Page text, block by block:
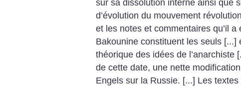
sur sa dissolution interne ainsi que
d’évolution du mouvement
et les notes et commentaires qu’il
Bakounine constituent les seuls [...]
théorique des idées de l’anarchiste
de cette date, une nette modification
Engels sur la Russie. [...] Les